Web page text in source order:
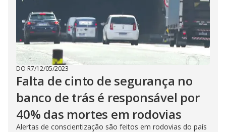
DO R7/12/05/2023
Falta de cinto de segurança no
banco de trás é responsável por
40% das mortes em rodovias
Alertas de conscientização são feitos em rodovias do país